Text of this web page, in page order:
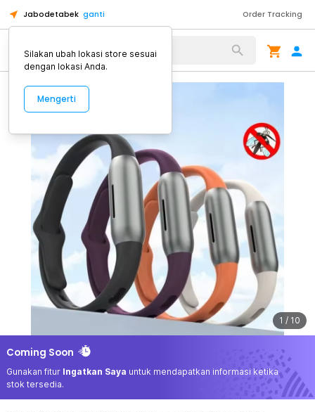
Jabodetabek ganti Order Tracking
Alat Kopi
1 / 10
Coming Soon
Gunakan fitur Ingatkan Saya untuk mendapatkan informasi ketika
stok tersedia.
Silakan ubah lokasi store sesuai
dengan lokasi Anda.
Mengerti